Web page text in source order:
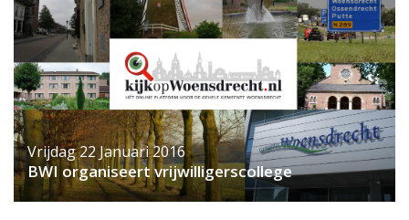
Vrijdag 22 Januari 2016
BWI organiseert vrijwilligerscollege